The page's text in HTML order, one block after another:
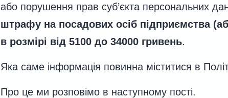
або порушення прав суб’єкта персональних
штрафу на посадових осіб підприємства
в розмірі від 5100 до 34000 гривень.
Яка саме інформація повинна міститися в
Про це ми розповімо в наступному пості.